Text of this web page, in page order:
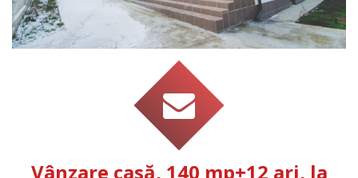
Vânzare casă, 140 mp+12 ari, la